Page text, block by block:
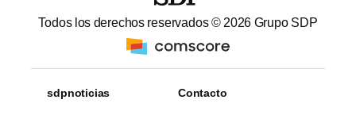
Todos los derechos reservados © 2026 Grupo SDP
sdpnoticias Contacto